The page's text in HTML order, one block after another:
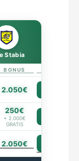
Stabia
BONUS
2.050€
250€
+ 2.000€
GRATIS
2.050€